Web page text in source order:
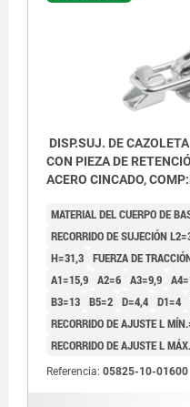
DISP.SUJ. DE
CON PIEZA DE
ACERO CINCADO,
MATERIAL DEL CUERPO DE
RECORRIDO DE SUJECIÓN
H=31,3 FUERZA DE
A1=15,9 A2=6 A3=9,9
B3=13 B5=2 D=4,4 D1=4
RECORRIDO DE AJUSTE L
RECORRIDO DE AJUSTE L
Referencia: 05825-10-01600